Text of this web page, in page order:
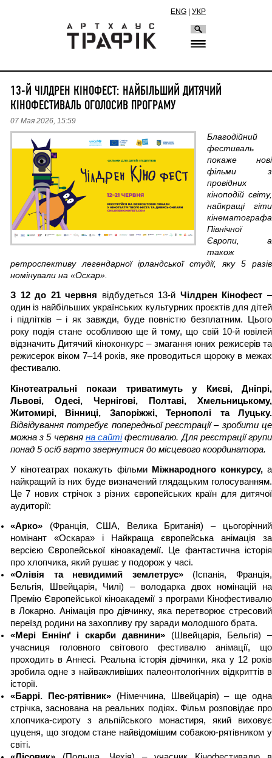
ENG УКР
13-Й ЧІЛДРЕН КІНОФЕСТ: НАЙБІЛЬШИЙ ДИТЯЧИЙ
КІНОФЕСТИВАЛЬ ОГОЛОСИВ ПРОГРАМУ
07 Мая 2026, 15:59
Благодійний
фестиваль
покаже нові
фільми з
провідних
кіноподій світу,
найкращі гіти
кінематографа
Північної
Європи, а
також
ретроспективу легендарної ірландської студії, яку 5 разів
номінували на «Оскар».
З 12 до 21 червня відбудеться 13-й Чілдрен Кінофест –
один із найбільших українських культурних проєктів для дітей
і підлітків – і як завжди, буде повністю безплатним. Цього
року подія стане особливою ще й тому, що свій 10-й ювілей
відзначить Дитячий кіноконкурс – змагання юних режисерів та
режисерок віком 7–14 років, яке проводиться щороку в межах
фестивалю.
Кінотеатральні покази триватимуть у Києві, Дніпрі,
Львові, Одесі, Чернігові, Полтаві, Хмельницькому,
Відвідування потребує попередньої реєстрації – зробити це
можна з 5 червня на сайті фестивалю. Для реєстрації групи
понад 5 осіб варто звернутися до місцевого координатора.
У кінотеатрах покажуть фільми Міжнародного конкурсу, а
найкращий із них буде визначений глядацьким голосуванням.
Це 7 нових стрічок з різних європейських країн для дитячої
аудиторії:
«Арко» (Франція, США, Велика Британія) – цьогорічний
номінант «Оскара» і Найкраща європейська анімація за
версією Європейської кіноакадемії. Це фантастична історія
про хлопчика, який рушає у подорож у часі.
«Олівія та невидимий землетрус» (Іспанія, Франція,
Бельгія, Швейцарія, Чилі) – володарка двох номінацій на
Премію Європейської кіноакадемії з програми Кінофестивалю
в Локарно. Анімація про дівчинку, яка перетворює стресовий
переїзд родини на захопливу гру заради молодшого брата.
«Мері Еннінґ і скарби давнини» (Швейцарія, Бельгія) –
учасниця головного світового фестивалю анімації, що
проходить в Аннесі. Реальна історія дівчинки, яка у 12 років
зробила одне з найважливіших палеонтологічних відкриттів в
історії.
«Баррі. Пес-рятівник» (Німеччина, Швейцарія) – ще одна
стрічка, заснована на реальних подіях. Фільм розповідає про
хлопчика-сироту з альпійського монастиря, який виховує
цуценя, що згодом стане найвідомішим собакою-рятівником у
світі.